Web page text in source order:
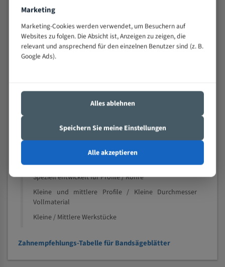
Äußerst verschleißfest
Technische Beschreibung:
Positiver Spanwinkel
Legierte HSS-beschichtete Zahnspitzen
Spezielle Zahngeometrie und Zahnteilung
Materialien:
Nichteisenmetalle
Speziell entwickelt für Profile / Rohre
Kleine und mittlere Profile / Kleine Durchmesser
Vollmaterial
Kleine / Mittlere Werkstücke
Zahnempfehlungs-Tabelle für Bandsägeblätter
Marketing
Marketing-Cookies werden verwendet, um Besuchern auf
Websites zu folgen. Die Absicht ist, Anzeigen zu zeigen, die
relevant und ansprechend für den einzelnen Benutzer sind (z. B.
Google Ads).
Alles ablehnen
Speichern Sie meine Einstellungen
Alle akzeptieren